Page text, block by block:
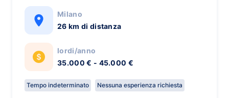
Milano
26 km di distanza
lordi/anno
35.000 € - 45.000 €
Tempo indeterminato Nessuna esperienza richiesta